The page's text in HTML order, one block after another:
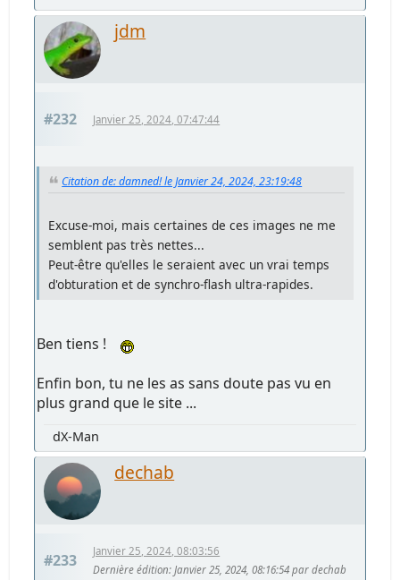
jdm
#232 Janvier 25, 2024, 07:47:44
Citation de: damned! le Janvier 24, 2024, 23:19:48
Excuse-moi, mais certaines de ces images ne me
semblent pas très nettes...
Peut-être qu'elles le seraient avec un vrai temps
d'obturation et de synchro-flash ultra-rapides.
Ben tiens !
Enfin bon, tu ne les as sans doute pas vu en
plus grand que le site ...
dX-Man
dechab
#233
Janvier 25, 2024, 08:03:56
Dernière édition: Janvier 25, 2024, 08:16:54 par dechab